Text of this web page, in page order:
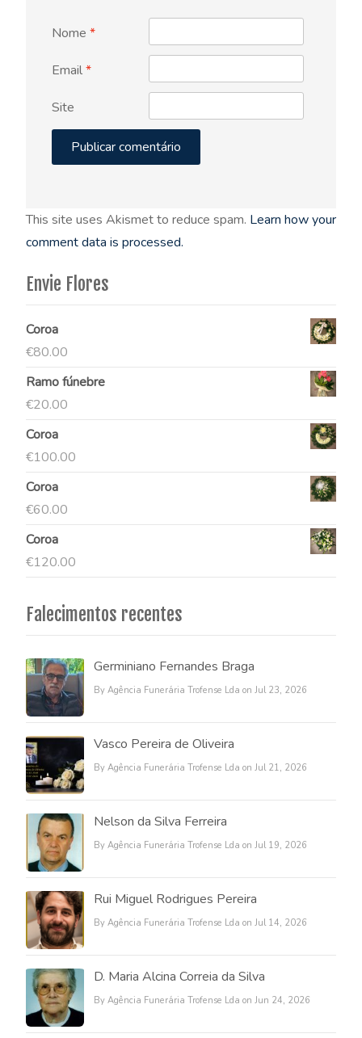
Nome *
Email*
Site
This site uses Akismet to reduce spam. Learn how your
comment data is processed.
Envie Flores
Coroa
€80.00
Ramo fúnebre
€20.00
Coroa
€100.00
Coroa
€60.00
Coroa
€120.00
Falecimentos recentes
Germiniano Fernandes Braga
By Agência Funerária Trofense Lda on Jul 23, 2026
Vasco Pereira de Oliveira
By Agência Funerária Trofense Lda on Jul 21, 2026
Nelson da Silva Ferreira
By Agência Funerária Trofense Lda on Jul 19, 2026
Rui Miguel Rodrigues Pereira
By Agência Funerária Trofense Lda on Jul 14, 2026
D. Maria Alcina Correia da Silva
By Agência Funerária Trofense Lda on Jun 24, 2026